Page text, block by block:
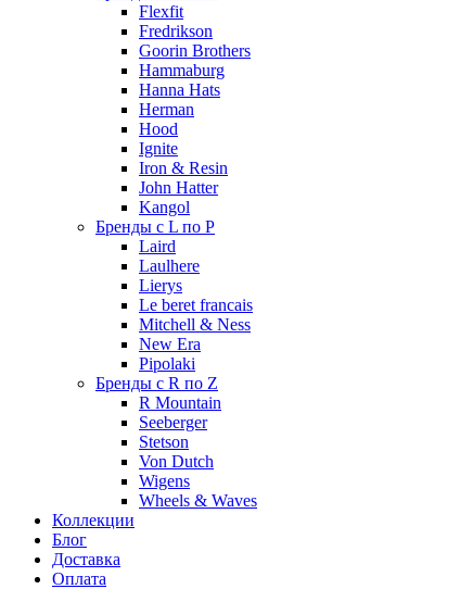
Flexfit
Fredrikson
Goorin Brothers
Hammaburg
Hanna Hats
Herman
Hood
Ignite
Iron & Resin
John Hatter
Kangol
Бренды с L по P
Laird
Laulhere
Lierys
Le beret francais
Mitchell & Ness
New Era
Pipolaki
Бренды с R по Z
R Mountain
Seeberger
Stetson
Von Dutch
Wigens
Wheels & Waves
Коллекции
Блог
Доставка
Оплата